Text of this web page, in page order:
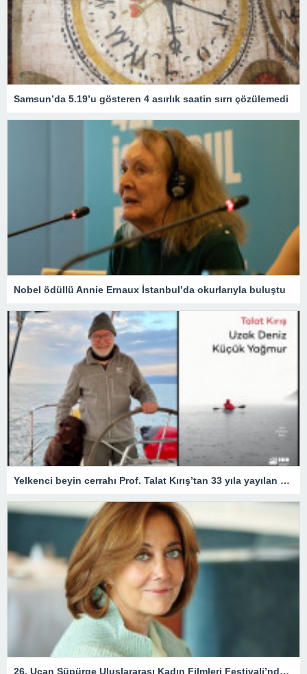
Samsun’da 5.19’u gösteren 4 asırlık saatin sırrı çözülemedi
Nobel ödüllü Annie Ernaux İstanbul’da okurlarıyla buluştu
Yelkenci beyin cerrahı Prof. Talat Kırış’tan 33 yıla yayılan 33 öykü
26. Uçan Süpürge Uluslararası Kadın Filmleri Festivali’nde ödül alacak isimler açıklandı